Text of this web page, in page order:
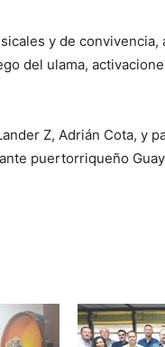
y de convivencia,
del ulama,
Z, Adrián Cota, y
puertorriqueño